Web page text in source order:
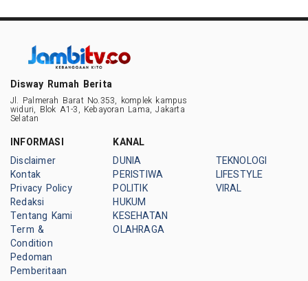
Disway Rumah Berita
Jl. Palmerah Barat No.353, komplek kampus
widuri, Blok A1-3, Kebayoran Lama, Jakarta
Selatan
INFORMASI
Disclaimer
Kontak
Privacy Policy
Redaksi
Tentang Kami
Term &
Condition
Pedoman
Pemberitaan
KANAL
DUNIA
PERISTIWA
POLITIK
HUKUM
KESEHATAN
OLAHRAGA
TEKNOLOGI
LIFESTYLE
VIRAL